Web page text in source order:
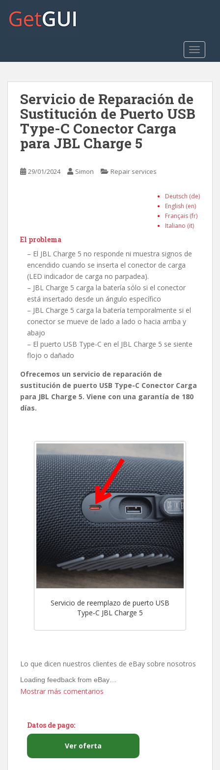
o
Servicio de Reparación de
Sustitución de Puerto USB
Type-C Conector Carga
para JBL Charge 5
29/01/2024 Simon Repair services
Deutsch (de)
English (en)
Français (fr)
Italiano (it)
El problema
– El JBL Charge 5 no responde ni muestra signos de
encendido cuando se inserta el conector de carga
(LED indicador de carga no parpadea).
– JBL Charge 5 carga la batería sólo si el conector
está insertado desde un ángulo específico
– JBL Charge 5 carga la batería temporalmente si el
conector se mueve de lado a lado o hacia arriba y
abajo
– El puerto USB Type-C en el JBL Charge 5 se siente
flojo o dañado
Ofrecemos un servicio de reparación de
sustitución de puerto USB Type-C Conector Carga
para JBL Charge 5. Viene con una garantía de 180
días.
Servicio de reemplazo de puerto USB
Type-C JBL Charge 5
Lo que dicen nuestros clientes de eBay sobre nosotros
Loading feedback from eBay…
Mostrar más comentarios
Datos de pago:
Ver oferta